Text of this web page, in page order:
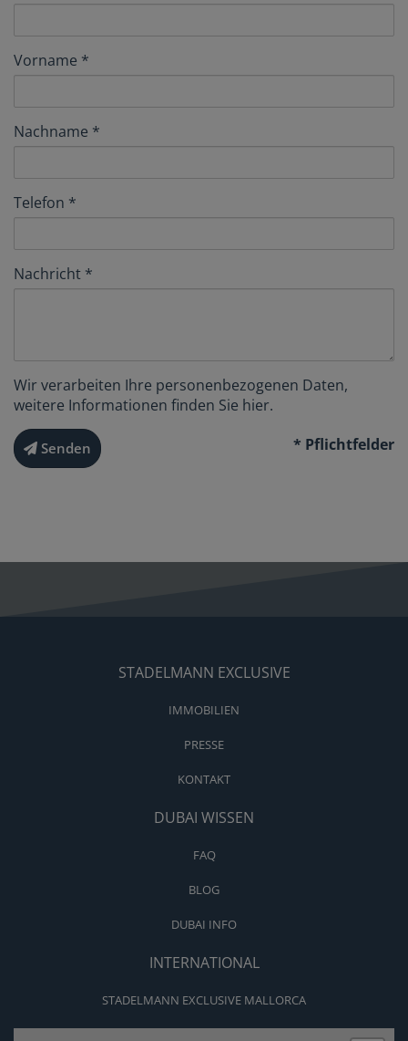
Vorname
Nachname
Telefon
Nachricht
Wir verarbeiten Ihre personenbezogenen Daten,
weitere Informationen finden Sie hier.
Senden * Pflichtfelder
STADELMANN EXCLUSIVE
IMMOBILIEN
PRESSE
KONTAKT
DUBAI WISSEN
FAQ
BLOG
DUBAI INFO
INTERNATIONAL
STADELMANN EXCLUSIVE MALLORCA